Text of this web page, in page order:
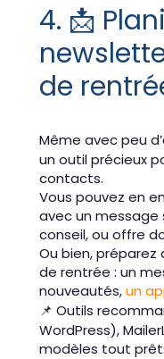
4. 📩
de
Même avec peu
un outil précieux
contacts.
Vous pouvez en
avec un message
conseil, ou offre
Ou bien,
de rentrée : un
nouveautés,un
📌 Outils
WordPress),
modèles tout